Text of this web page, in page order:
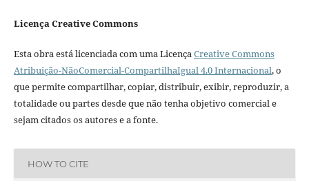
Licença Creative Commons
Esta obra está licenciada com uma LicençaCreative Commons
Atribuição-NãoComercial-CompartilhaIgual 4.0 Internacional, o
que permite compartilhar, copiar, distribuir, exibir, reproduzir, a
totalidade ou partes desde que não tenha objetivo comercial e
sejam citados os autores e a fonte.
HOW TO CITE